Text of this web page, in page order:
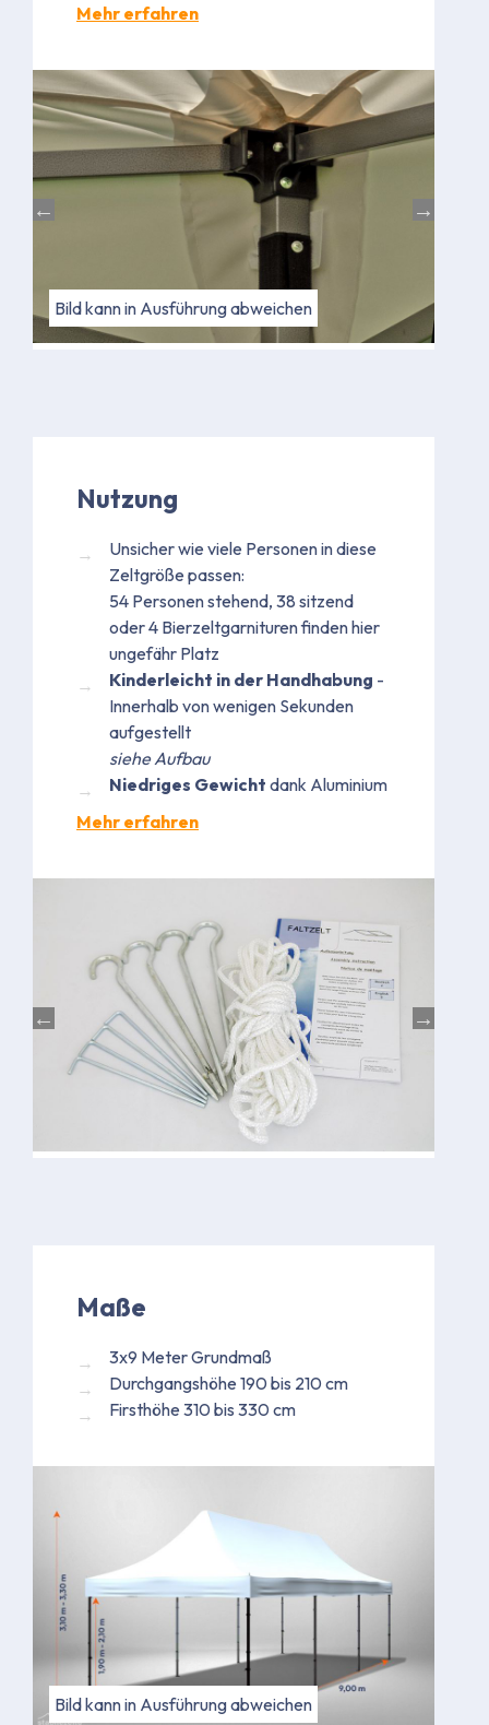
Mehr erfahren
Bild kann in Ausführung abweichen
Bild kann in Ausführung abweichen
Nutzung
Unsicher wie viele Personen in diese
Zeltgröße passen:
54 Personen stehend, 38 sitzend
oder 4 Bierzeltgarnituren finden hier
ungefähr Platz
Kinderleicht in der Handhabung -
Innerhalb von wenigen Sekunden
aufgestellt
siehe Aufbau
Niedriges Gewicht dank Aluminium
Mehr erfahren
Maße
3x9 Meter Grundmaß
Durchgangshöhe 190 bis 210 cm
Firsthöhe 310 bis 330 cm
Bild kann in Ausführung abweichen